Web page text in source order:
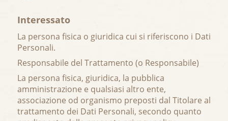
Interessato
La persona fisica o giuridica cui si riferiscono i Dati
Personali.
Responsabile del Trattamento (o Responsabile)
La persona fisica, giuridica, la pubblica
amministrazione e qualsiasi altro ente,
associazione od organismo preposti dal Titolare al
trattamento dei Dati Personali, secondo quanto